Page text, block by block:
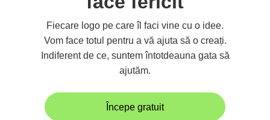
Fiecare logo pe care îl faci vine cu o idee.
Vom face totul pentru a vă ajuta să o creați.
Indiferent de ce, suntem întotdeauna gata să
ajutăm.
Începe gratuit